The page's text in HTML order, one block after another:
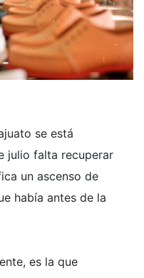
se está
julio falta recuperar
un ascenso de
había antes de la
es la que